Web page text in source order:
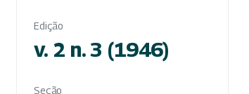
Edição
v. 2 n. 3 (1946)
Seção